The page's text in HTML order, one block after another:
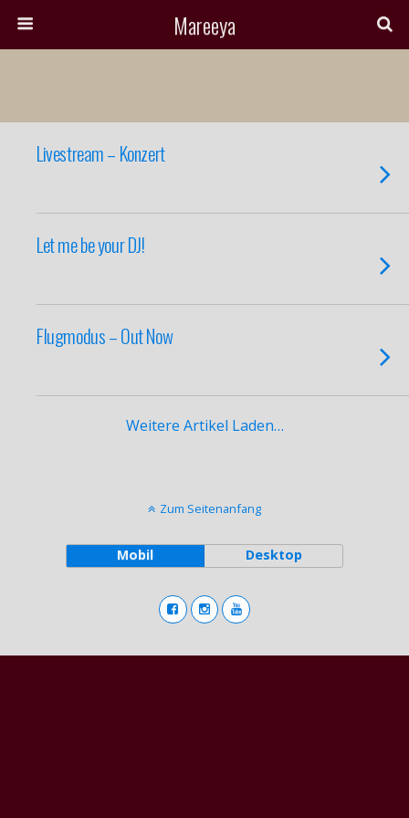
Mareeya
Livestream – Konzert
Let me be your DJ!
Flugmodus – Out Now
Weitere Artikel Laden…
Zum Seitenanfang
Mobil Desktop